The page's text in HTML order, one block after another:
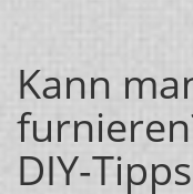
Kann
DIY-